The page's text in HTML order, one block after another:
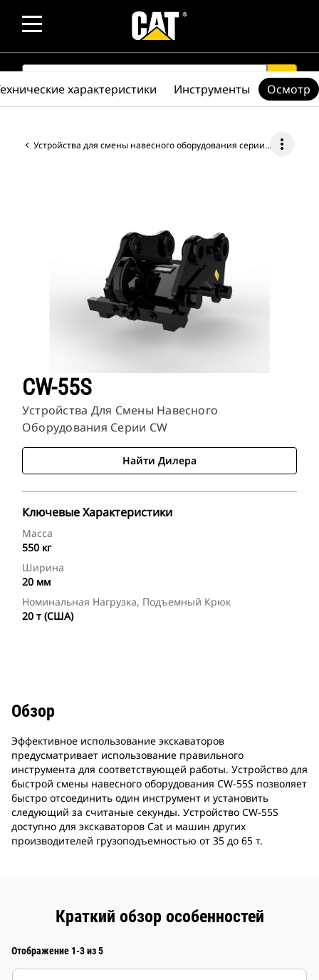
SEARCH search
Устройства для смены навесного оборудования серии CW more_vert
CW-55S
Устройства Для Смены Навесного
Оборудования Серии CW
Найти Дилера
Ключевые Характеристики
Масса
550 кг
Ширина
20 мм
Номинальная Нагрузка, Подъемный Крюк
20 т (США)
характеристики Инструменты Осмотр
Обзор
Эффективное использование экскаваторов
предусматривает использование правильного
инструмента для соответствующей работы. Устройство для
быстрой смены навесного оборудования CW-55S позволяет
быстро отсоединить один инструмент и установить
следующий за считаные секунды. Устройство CW-55S
доступно для экскаваторов Cat и машин других
производителей грузоподъемностью от 35 до 65 т.
Краткий обзор особенностей
Отображение 1-3 из 5